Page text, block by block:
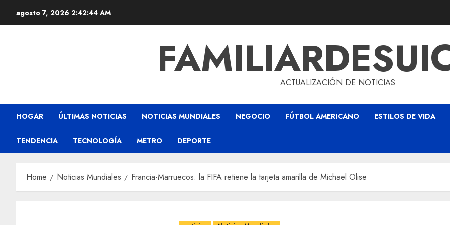
agosto 7, 2026 2:42:45 AM
ACTUALIZACIÓN DE NOTICIAS
HOGAR ÚLTIMAS NOTICIAS NOTICIAS MUNDIALES NEGOCIO FÚTBOL AMERICANO ESTILOS DE VIDA
TENDENCIA TECNOLOGÍA METRO DEPORTE
Home Noticias Mundiales Francia-Marruecos: la FIFA retiene la tarjeta amarilla de Michael Olise